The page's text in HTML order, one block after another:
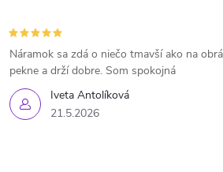
Iveta Antolíková
21.5.2026
Náramok sa zdá o niečo tmavší ako na
pekne a drží dobre. Som spokojná